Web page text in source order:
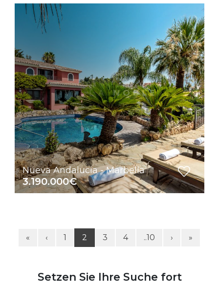
Nueva Andalucia - Marbella
3.190.000€
« ‹ 1 2 3 4 ..10 › »
Setzen Sie Ihre Suche fort